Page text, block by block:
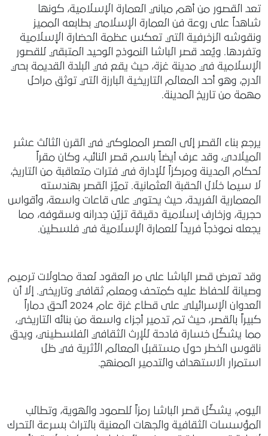
تعد القصور من أهم مباني العمارة الإسلامية، كونها
شاهداً على روعة فن العمارة الإسلامي بطابعه المميز
ونقوشه الزخرفية التي تعكس عظمة الحضارة الإسلامية
وتفردها. ويُعد قصر الباشا النموذج الوحيد المتبقي للقصور
الإسلامية في مدينة غزة، حيث يقع في البلدة القديمة بحي
الدرج، وهو أحد المعالم التاريخية البارزة التي توثق مراحل
مهمة من تاريخ المدينة.
يرجع بناء القصر إلى العصر المملوكي في القرن الثالث عشر
الميلادي، وقد عرف أيضاً باسم قصر النائب، وكان مقراً
لحكام المدينة ومركزاً للإدارة في فترات متعاقبة من التاريخ،
لا سيما خلال الحقبة العثمانية. تميّز القصر بهندسته
المعمارية الفريدة، حيث يحتوي على قاعات واسعة، وأقواس
حجرية، وزخارف إسلامية دقيقة تزيّن جدرانه وسقوفه، مما
يجعله نموذجاً فريداً للعمارة الإسلامية في فلسطين.
وقد تعرض قصر الباشا على مر العقود لعدة محاولات ترميم
وصيانة للحفاظ عليه كمتحف ومعلم ثقافي وتاريخي. إلا أن
العدوان الإسرائيلي على قطاع غزة عام 2024 ألحق دماراً
كبيراً بالقصر، حيث تم تدمير أجزاء واسعة من بنائه التاريخي،
مما يشكّل خسارة فادحة للإرث الثقافي الفلسطيني، ويدق
ناقوس الخطر حول مستقبل المعالم الأثرية في ظل
استمرار الاستهداف والتدمير الممنهج.
اليوم، يشكّل قصر الباشا رمزاً للصمود والهوية، وتطالب
المؤسسات الثقافية والجهات المعنية بالتراث بسرعة التحرك